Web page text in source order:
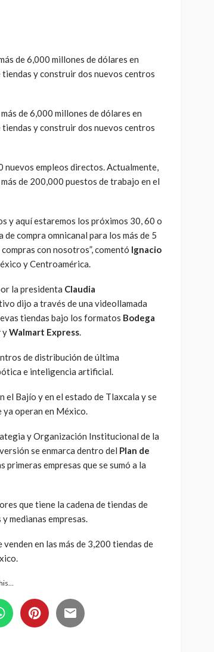
de 6,000 millones de dólares en
y construir dos nuevos centros
de 6,000 millones de dólares en
y construir dos nuevos centros
nuevos empleos directos. Actualmente,
de 200,000 puestos de trabajo en el
y aquí estaremos los próximos 30, 60 o
compra omnicanal para los más de 5
con nosotros”, comentó Ignacio
y Centroamérica.
la presidenta Claudia
dijo a través de una videollamada
tiendas bajo los formatos Bodega
yWalmart Express.
de distribución de última
e inteligencia artificial.
el Bajío y en el estado de Tlaxcala y se
ya operan en México.
y Organización Institucional de la
se enmarca dentro del Plan de
empresas que se sumó a la
que tiene la cadena de tiendas de
medianas empresas.
en las más de 3,200 tiendas de